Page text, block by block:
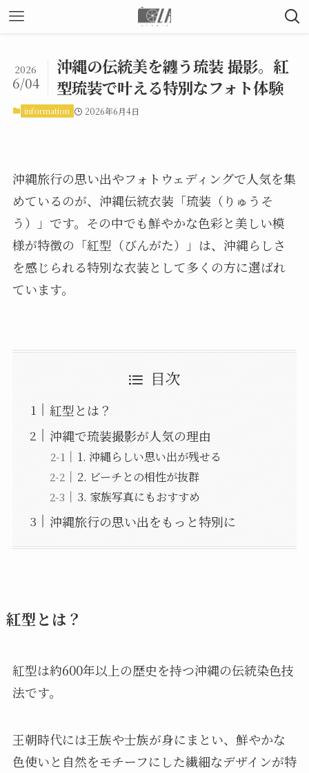
沖縄の伝統美を纏う琉装 撮影。紅
型琉装で叶える特別なフォト体験
2026
6/04
information 2026年6月4日
沖縄旅行の思い出やフォトウェディングで人気を集
めているのが、沖縄伝統衣装「琉装（りゅうそ
う）」です。その中でも鮮やかな色彩と美しい模
様が特徴の「紅型（びんがた）」は、沖縄らしさ
を感じられる特別な衣装として多くの方に選ばれ
ています。
目次
紅型とは？
沖縄で琉装撮影が人気の理由
1. 沖縄らしい思い出が残せる
2. ビーチとの相性が抜群
3. 家族写真にもおすすめ
沖縄旅行の思い出をもっと特別に
紅型とは？
紅型は約600年以上の歴史を持つ沖縄の伝統染色技
法です。
王朝時代には王族や士族が身にまとい、鮮やかな
色使いと自然をモチーフにした繊細なデザインが特